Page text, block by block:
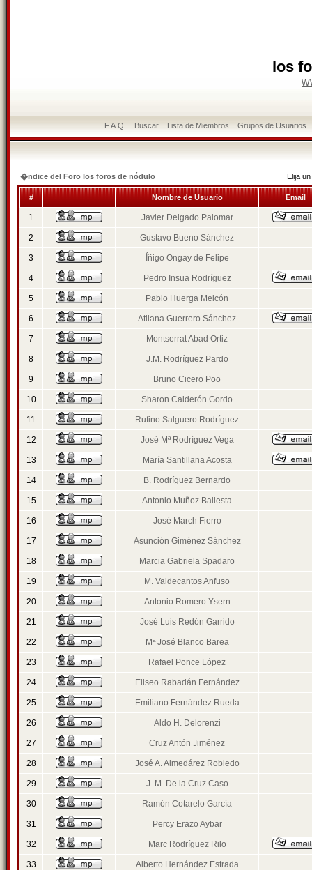
los
F.A.Q. Buscar Lista de Miembros Grupos de Usuarios
�ndice del Foro los foros de nódulo Elija
# Nombre de Usuario Email
1 Javier Delgado Palomar
2 Gustavo Bueno Sánchez
3 Íñigo Ongay de Felipe
4 Pedro Insua Rodríguez
5 Pablo Huerga Melcón
6 Atilana Guerrero Sánchez
7 Montserrat Abad Ortiz
8 J.M. Rodríguez Pardo
9 Bruno Cicero Poo
10 Sharon Calderón Gordo
11 Rufino Salguero Rodríguez
12 José Mª Rodríguez Vega
13 María Santillana Acosta
14 B. Rodríguez Bernardo
15 Antonio Muñoz Ballesta
16 José March Fierro
17 Asunción Giménez Sánchez
18 Marcia Gabriela Spadaro
19 M. Valdecantos Anfuso
20 Antonio Romero Ysern
21 José Luis Redón Garrido
22 Mª José Blanco Barea
23 Rafael Ponce López
24 Eliseo Rabadán Fernández
25 Emiliano Fernández Rueda
26 Aldo H. Delorenzi
27 Cruz Antón Jiménez
28 José A. Almedárez Robledo
29 J. M. De la Cruz Caso
30 Ramón Cotarelo García
31 Percy Erazo Aybar
32 Marc Rodríguez Rilo
33 Alberto Hernández Estrada